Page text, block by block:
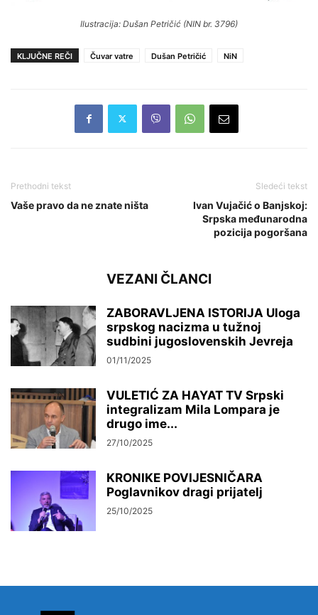
Ilustracija: Dušan Petričić (NIN br. 3796)
KLJUČNE REČI Čuvar vatre Dušan Petričić NiN
Prethodni tekst
Vaše pravo da ne znate ništa
Sledeći tekst
Ivan Vujačić o Banjskoj:
Srpska međunarodna
pozicija pogoršana
VEZANI ČLANCI
ZABORAVLJENA ISTORIJA Uloga
srpskog nacizma u tužnoj
sudbini jugoslovenskih Jevreja
01/11/2025
VULETIĆ ZA HAYAT TV Srpski
integralizam Mila Lompara je
drugo ime...
27/10/2025
KRONIKE POVIJESNIČARA
Poglavnikov dragi prijatelj
25/10/2025